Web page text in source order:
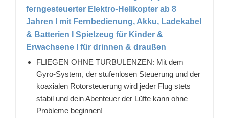
ferngesteuerter Elektro-Helikopter ab 8
Jahren I mit Fernbedienung, Akku, Ladekabel
& Batterien I Spielzeug für Kinder &
Erwachsene I für drinnen & draußen
FLIEGEN OHNE TURBULENZEN: Mit dem
Gyro-System, der stufenlosen Steuerung und der
koaxialen Rotorsteuerung wird jeder Flug stets
stabil und dein Abenteuer der Lüfte kann ohne
Probleme beginnen!